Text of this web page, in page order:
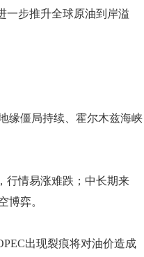
一步推升全球原油到岸溢
僵局持续、霍尔木兹海峡
情易涨难跌；中长期来
博弈。
出现裂痕将对油价造成